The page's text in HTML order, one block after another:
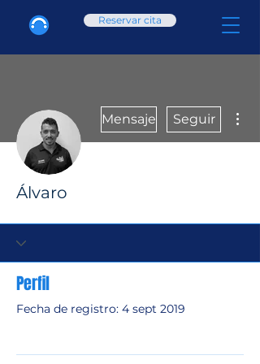
Reservar cita
Mensaje Seguir
Álvaro
Perfil
Fecha de registro: 4 sept 2019